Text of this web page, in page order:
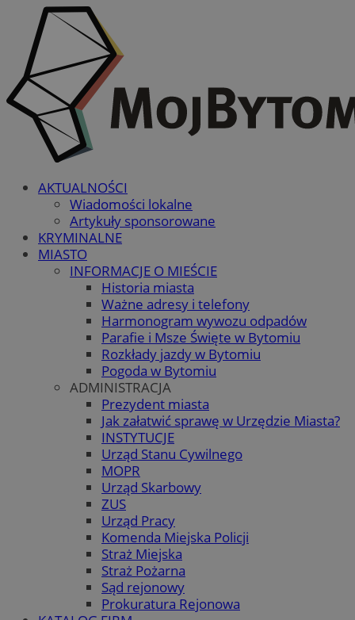
AKTUALNOŚCI
Wiadomości lokalne
Artykuły sponsorowane
KRYMINALNE
MIASTO
INFORMACJE O MIEŚCIE
Historia miasta
Ważne adresy i telefony
Harmonogram wywozu odpadów
Parafie i Msze Święte w Bytomiu
Rozkłady jazdy w Bytomiu
Pogoda w Bytomiu
ADMINISTRACJA
Prezydent miasta
Jak załatwić sprawę w Urzędzie Miasta?
INSTYTUCJE
Urząd Stanu Cywilnego
MOPR
Urząd Skarbowy
ZUS
Urząd Pracy
Komenda Miejska Policji
Straż Miejska
Straż Pożarna
Sąd rejonowy
Prokuratura Rejonowa